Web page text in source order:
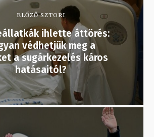
ELŐZŐ SZTORI
ihlette áttörés:
védhetjük meg a
a sugárkezelés káros
hatásaitól?